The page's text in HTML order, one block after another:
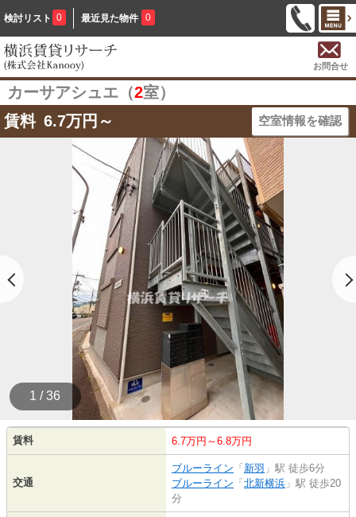
検討リスト 0 最近見た物件 0
お問合せ
カーサアシュエ（2室）
賃料 6.7万円～ 空室情報を確認
1 / 36
賃料 6.7万円～6.8万円
交通
ブルーライン 「 新羽 」駅 徒歩6分
ブルーライン 「 北新横浜 」駅 徒歩20
分